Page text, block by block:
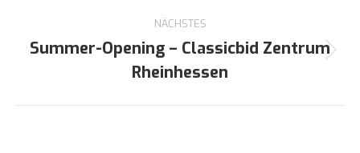
NÄCHSTES
Nächster
Beitrag:
Summer-Opening – Classicbid Zentrum
Rheinhessen